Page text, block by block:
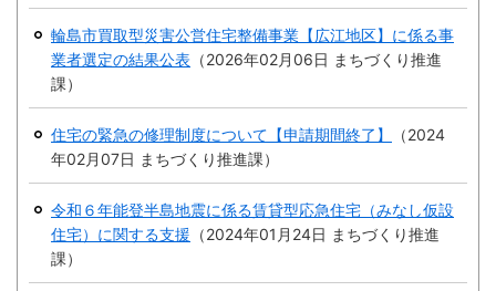
E
g
h
简
体
中
文
한
국
事業者の方へ
税 入札・契約
都市整備
観光・文化
観光情報
輪島市買取型災害公営住宅整備事業【広江地区】に係る事
業者選定の結果公表 （2026年02月06日 まちづくり推進
課）
住宅の緊急の修理制度について【申請期間終了】 （2024
年02月07日 まちづくり推進課）
令和６年能登半島地震に係る賃貸型応急住宅（みなし仮設
住宅）に関する支援 （2024年01月24日 まちづくり推進
課）